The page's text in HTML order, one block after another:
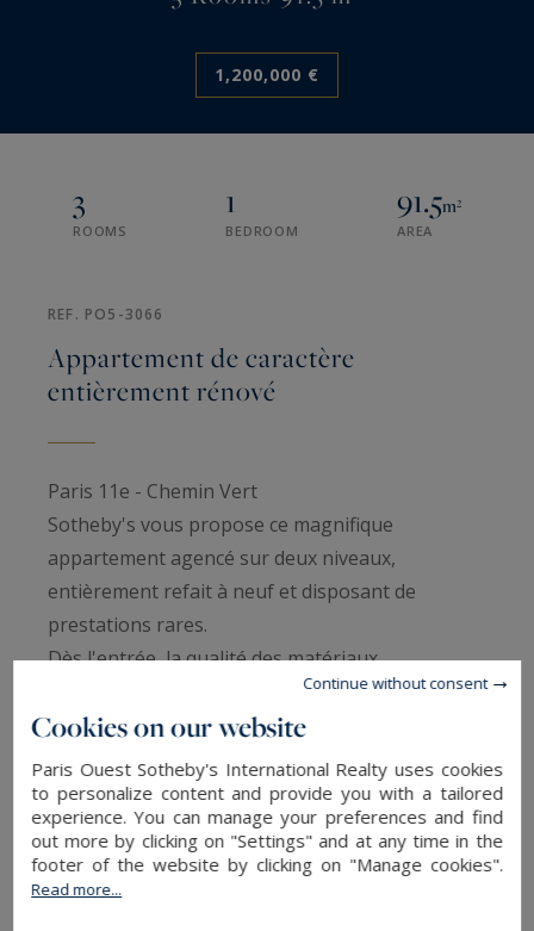
1,200,000 €
3
ROOMS
1
BEDROOM
91.5m²
AREA
REF. PO5-3066
Appartement de caractère
entièrement rénové
Paris 11e - Chemin Vert
Sotheby's vous propose ce magnifique
appartement agencé sur deux niveaux,
entièrement refait à neuf et disposant de
prestations rares.
Dès l'entrée, la qualité des matériaux
impressionne et confère un sentiment de cocon
parisien à ce lieu chaleureux. La pièce de vie est
spacieuse, et permet de conjuguer salon et pièce
à manger, avec une cuisine ouverte entièrement
équipée.
Après avoir emprunté les escaliers et atteint le
Cookies on our website
Paris Ouest Sotheby's International Realty uses cookies
to personalize content and provide you with a tailored
experience. You can manage your preferences and find
out more by clicking on "Settings" and at any time in the
footer of the website by clicking on "Manage cookies".
Read more...
Continue without consent